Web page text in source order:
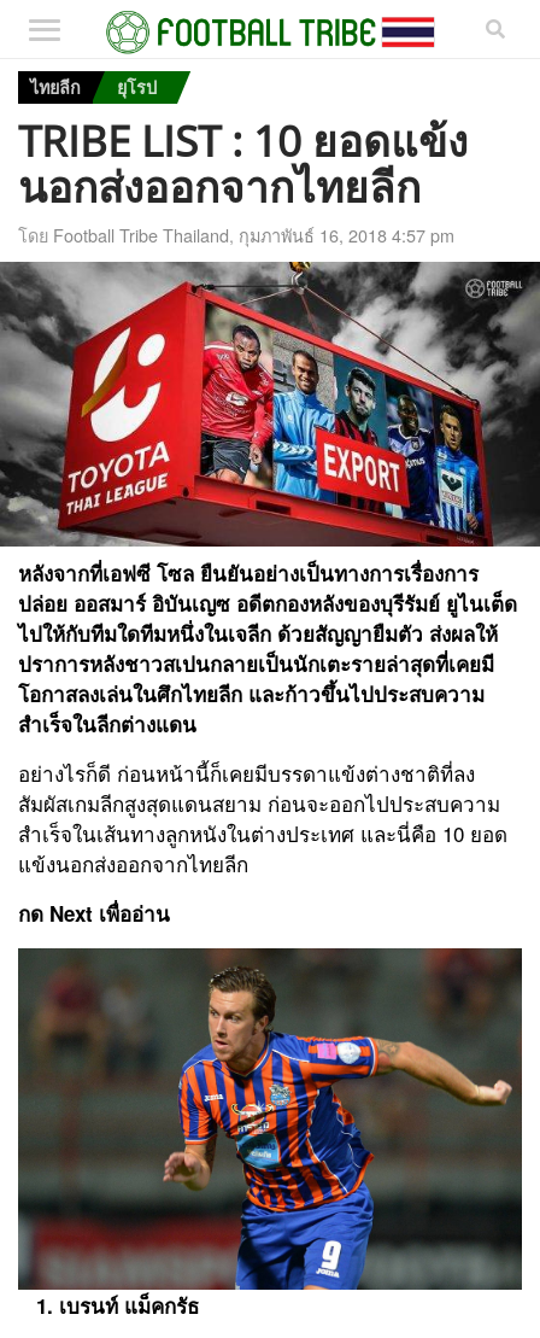
ไทยลีก ยุโรป
TRIBE LIST : 10 ยอดแข้ง
นอกส่งออกจากไทยลีก
โดย Football Tribe Thailand, กุมภาพันธ์ 16, 2018 4:57 pm
หลังจากที่เอฟซี โซล ยืนยันอย่างเป็นทางการเรื่องการ
ปล่อย ออสมาร์ อิบันเญซ อดีตกองหลังของบุรีรัมย์ ยูไนเต็ด
ไปให้กับทีมใดทีมหนึ่งในเจลีก ด้วยสัญญายืมตัว ส่งผลให้
ปราการหลังชาวสเปนกลายเป็นนักเตะรายล่าสุดที่เคยมี
โอกาสลงเล่นในศึกไทยลีก และก้าวขึ้นไปประสบความ
สำเร็จในลีกต่างแดน
อย่างไรก็ดี ก่อนหน้านี้ก็เคยมีบรรดาแข้งต่างชาติที่ลง
สัมผัสเกมลีกสูงสุดแดนสยาม ก่อนจะออกไปประสบความ
สำเร็จในเส้นทางลูกหนังในต่างประเทศ และนี่คือ 10 ยอด
แข้งนอกส่งออกจากไทยลีก
กด Next เพื่ออ่าน
1. เบรนท์ แม็คกรัธ